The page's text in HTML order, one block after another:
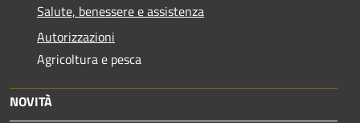
Salute, benessere e assistenza
Autorizzazioni
Agricoltura e pesca
NOVITÀ